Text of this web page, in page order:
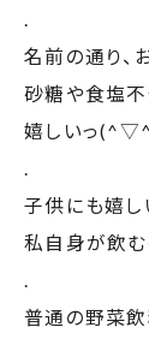
名前の通り、
砂糖や食塩
嬉しいっ
.
子供にも嬉し
私自身が飲
.
普通の野菜飲
意外と砂糖と